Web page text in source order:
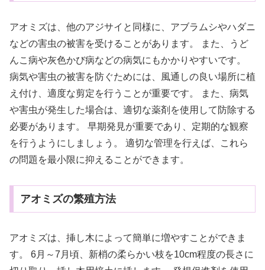
アオミズは、他のアジサイと同様に、アブラムシやハダニ
などの害虫の被害を受けることがあります。 また、うど
んこ病や灰色かび病などの病気にもかかりやすいです。
病気や害虫の被害を防ぐためには、風通しの良い場所に植
え付け、適度な剪定を行うことが重要です。 また、病気
や害虫が発生した場合は、適切な薬剤を使用して防除する
必要があります。 早期発見が重要であり、定期的な観察
を行うようにしましょう。 適切な管理を行えば、これら
の問題を最小限に抑えることができます。
アオミズの繁殖方法
アオミズは、挿し木によって簡単に増やすことができま
す。 6月～7月頃、新梢の柔らかい枝を10cm程度の長さに